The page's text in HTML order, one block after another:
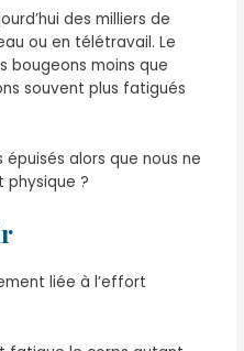
des milliers de
ou en télétravail. Le
bougeons moins que
souvent plus fatigués
alors que nous ne
physique ?
liée à l’effort